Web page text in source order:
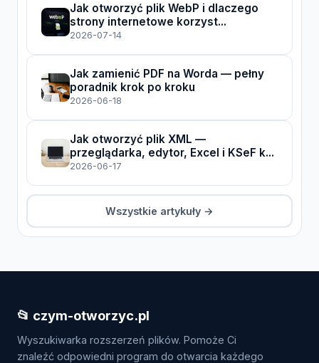
Jak otworzyć plik WebP i dlaczego
strony internetowe korzyst...
2026-07-14
Jak zamienić PDF na Worda — pełny
poradnik krok po kroku
2026-06-18
Jak otworzyć plik XML —
przeglądarka, edytor, Excel i KSeF k...
2026-06-17
Wszystkie artykuły →
📂 czym-otworzyc.pl
Wyszukiwarka rozszerzeń plików. Pomoże Ci
znaleźć odpowiedni program do otwarcia każdego